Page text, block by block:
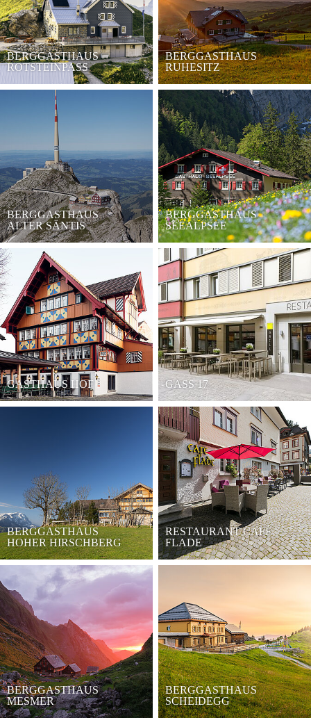
BERGGASTHAUS
ROTSTEINPASS
BERGGASTHAUS
RUHESITZ
BERGGASTHAUS
ALTER SÄNTIS
BERGGASTHAUS
SEEALPSEE
GASTHAUS HOF GASS 17
BERGGASTHAUS
HOHER HIRSCHBERG
RESTAURANT CAFÉ
FLADE
BERGGASTHAUS
MESMER
BERGGASTHAUS
SCHEIDEGG